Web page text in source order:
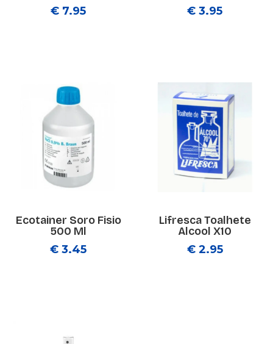
€ 7.95
€ 3.95
Ecotainer Soro Fisio
500 Ml
€ 3.45
Lifresca Toalhete
Alcool X10
€ 2.95